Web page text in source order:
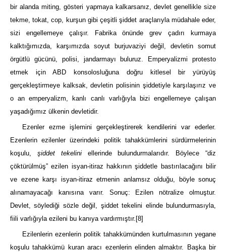
bir alanda miting, gösteri yapmaya kalkarsanız, devlet genellikle size
tekme, tokat, cop, kurşun gibi çeşitli şiddet araçlarıyla müdahale eder,
sizi engellemeye çalışır. Fabrika önünde grev çadırı kurmaya
kalktığımızda, karşımızda soyut burjuvaziyi değil, devletin somut
örgütlü gücünü, polisi, jandarmayı buluruz. Emperyalizmi protesto
etmek için ABD konsolosluğuna doğru kitlesel bir yürüyüş
gerçekleştirmeye kalksak, devletin polisinin şiddetiyle karşılaşırız ve
o an emperyalizm, kanlı canlı varlığıyla bizi engellemeye çalışan
yaşadığımız ülkenin devletidir.
Ezenler ezme işlemini gerçekleştirerek kendilerini var ederler.
Ezenlerin ezilenler üzerindeki politik tahakkümlerini sürdürmelerinin
koşulu, şiddet tekeliniellerinde bulundurmalarıdır. Böylece “diz
çöktürülmüş” ezilen isyan-itiraz hakkının şiddetle bastırılacağını bilir
ve ezene karşı isyan-itiraz etmenin anlamsız olduğu, böyle sonuç
alınamayacağı kanısına varır. Sonuç: Ezilen nötralize olmuştur.
Devlet, söylediği sözle değil, şiddet tekelini elinde bulundurmasıyla,
fiili varlığıyla ezileni bu kanıya vardırmıştır. [8]
Ezilenlerin ezenlerin politik tahakkümünden kurtulmasının yegane
koşulu tahakkümü kuran aracı ezenlerin elinden almaktır. Başka bir